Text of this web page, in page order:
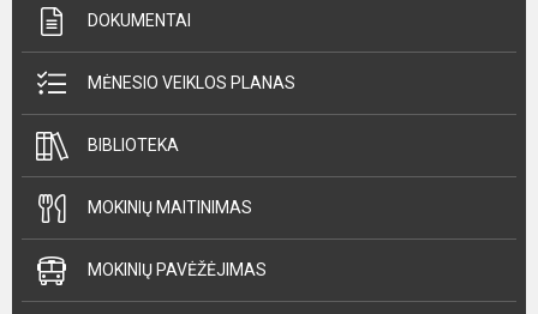
DOKUMENTAI
MĖNESIO VEIKLOS PLANAS
BIBLIOTEKA
MOKINIŲ MAITINIMAS
MOKINIŲ PAVĖŽĖJIMAS